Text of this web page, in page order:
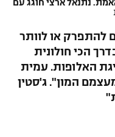
נתנאל ארצי חוגג עם
להתפרק או לוותר
הכי חולונית
שוב לטופ 16 בליגת האלופות. עמית
המון". ג'סטין